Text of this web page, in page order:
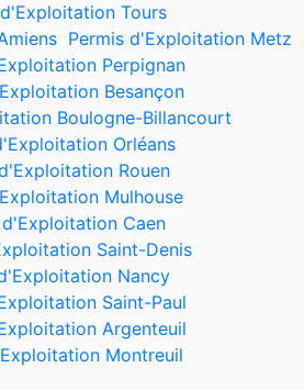
Tours
Permis d'Exploitation Metz
Perpignan
Besançon
Boulogne-Billancourt
Orléans
Rouen
Mulhouse
d'Exploitation Caen
Saint-Denis
Nancy
Saint-Paul
Argenteuil
Montreuil